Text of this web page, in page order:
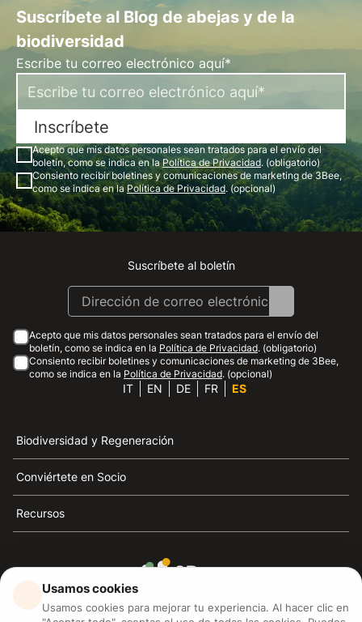
Suscríbete al Blog de abejas y de la
biodiversidad
Escribe tu correo electrónico aquí*
Inscríbete
Acepto que mis datos personales sean tratados para el envío del
boletín, como se indica en laPolítica de Privacidad. (obligatorio)
Consiento recibir boletines y comunicaciones de marketing de 3Bee,
como se indica en laPolítica de Privacidad. (opcional)
Instagram
Facebook
Linkedin
Youtube
Suscríbete al boletín
Acepto que mis datos personales sean tratados para el envío del
boletín, como se indica en la Política de Privacidad. (obligatorio)
Consiento recibir boletines y comunicaciones de marketing de 3Bee,
como se indica en la Política de Privacidad. (opcional)
IT EN DE FR ES
Biodiversidad y Regeneración
Conviértete en Socio
Recursos
3Bee es el referente de la sostenibilidad, la defensa de
las abejas y la biodiversidad
Usamos cookies
Usamos cookies para mejorar tu experiencia. Al hacer clic en